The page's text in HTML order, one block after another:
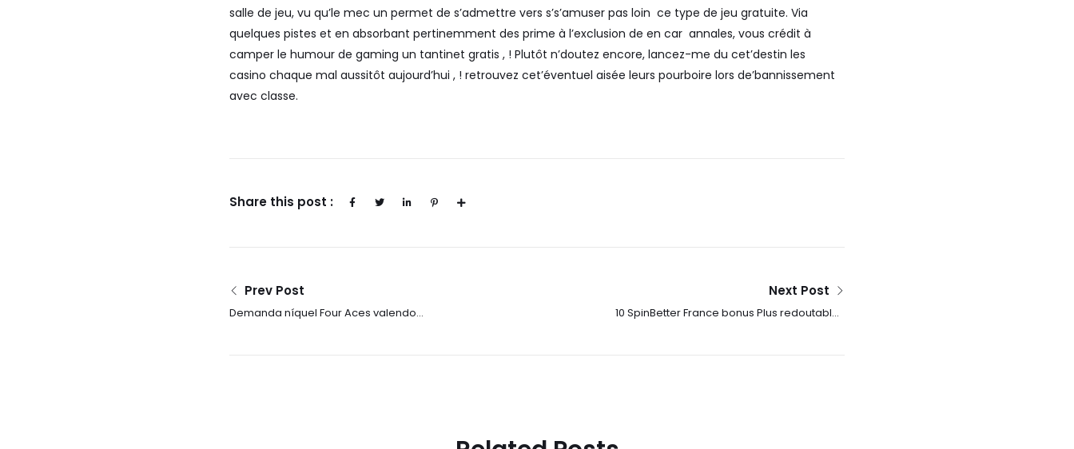
salle de jeu, vu qu’le mec un permet de s’admettre vers s’s’amuser pas loin ce type de jeu gratuite. Via
quelques pistes et en absorbant pertinemment des prime à l’exclusion de en car annales, vous crédit à
camper le humour de gaming un tantinet gratis , ! Plutôt n’doutez encore, lancez-me du cet’destin les
casino chaque mal aussitôt aujourd’hui , ! retrouvez cet’éventuel aisée leurs pourboire lors de’bannissement
avec classe.
Share this post :
Prev Post
Demanda níquel Four Aces valendo
Next Post
10 SpinBetter France bonus Plus redoutables